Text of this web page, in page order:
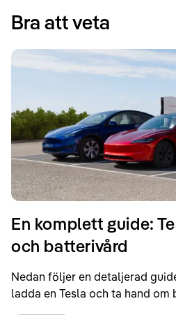
Bra att veta
En komplett guide:
och batterivård
Nedan följer en detaljerad
ladda en Tesla och ta hand om